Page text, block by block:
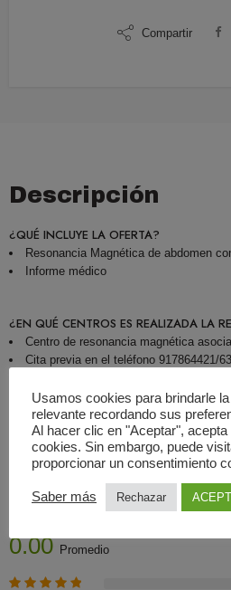
Compartir
Descripción
¿QUÉ INCLUYE LA OFERTA?
Resonancia Magnética de abdomen
Informe médico
¿EN QUÉ CENTROS ES REALIZADA LA
Centro de resonancia magnética
Cita previa en el teléfono 917864421/
Valoraciones (0)
Basado En 0 Valoraciones
0.00Promedio
Usamos cookies para brindarle
relevante recordando sus
Al hacer clic en "Aceptar",
cookies. Sin embargo, puede
proporcionar un consentimiento
Saber más Rechazar